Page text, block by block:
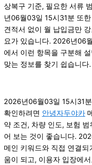
상복구 기준, 필요한 서류
년06월03일 15시31분 또
견적서 없이 월 납입금만
요가 있습니다. 2026년06
에서 이런 항목을 구분해
맞는 정보를 찾기 쉽습니
2026년06월03일 15시31
확인하려면 안녕자두야카
약 조건, 차량 인도, 보험
어 보는 것이 좋습니다.
메인 키워드와 직접 연결
움이 되고, 이용자 입장에